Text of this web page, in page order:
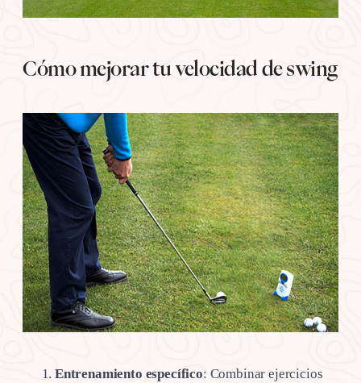
Cómo mejorar tu velocidad de swing
Entrenamiento específico: Combinar ejercicios